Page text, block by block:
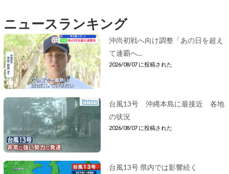
ニュースランキング
沖尚初戦へ向け調整「あの日を超え
て連覇へ...
2026/08/07 に投稿された
台風13号 沖縄本島に最接近 各地
の状況
2026/08/07 に投稿された
台風13号 県内では影響続く